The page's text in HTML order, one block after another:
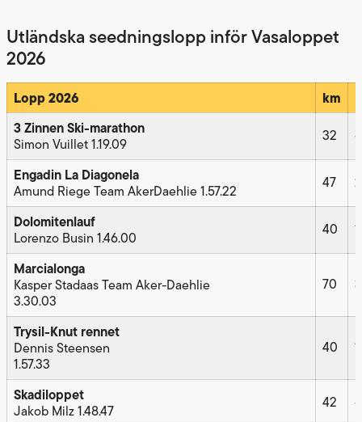
Utländska seedningslopp inför Vasaloppet
2026
Lopp 2026 km
3 Zinnen Ski-marathon
Simon Vuillet 1.19.09 32 –
Engadin La Diagonela
Amund Riege Team AkerDaehlie 1.57.22 47
Dolomitenlauf
Lorenzo Busin 1.46.00 40
Marcialonga
Kasper Stadaas Team Aker-Daehlie
3.30.03
70
Trysil-Knut rennet
Dennis Steensen
1.57.33
40
Skadiloppet
Jakob Milz 1.48.47 42 –